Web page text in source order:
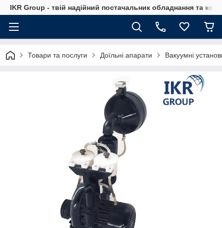
IKR Group - твій надійний постачальник обладнання та
Товари та послуги Доїльні апарати Вакуумні